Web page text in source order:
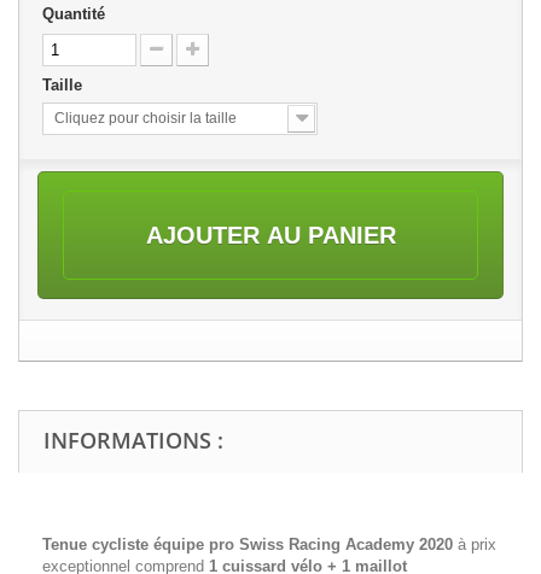
Quantité
Taille
Cliquez pour choisir la taille
AJOUTER AU PANIER
INFORMATIONS :
Tenue cycliste équipe pro Swiss Racing Academy 2020 à prix
exceptionnel comprend 1 cuissard vélo + 1 maillot